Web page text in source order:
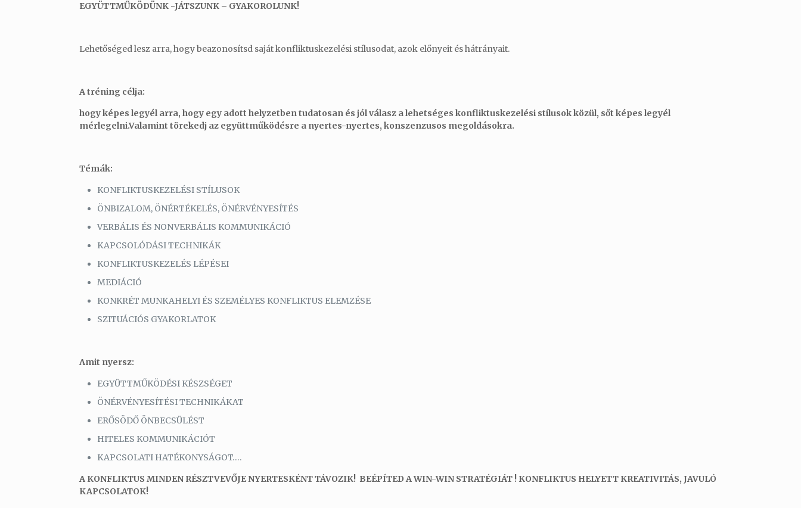
EGYÜTTMŰKÖDÜNK -JÁTSZUNK – GYAKOROLUNK!
Lehetőséged lesz arra, hogy beazonosítsd saját konfliktuskezelési stílusodat, azok előnyeit és hátrányait.
A tréning célja:
hogy képes legyél arra, hogy egy adott helyzetben tudatosan és jól válasz a lehetséges konfliktuskezelési stílusok közül, sőt képes legyél
mérlegelni.Valamint törekedj az együttműködésre a nyertes-nyertes, konszenzusos megoldásokra.
Témák:
KONFLIKTUSKEZELÉSI STÍLUSOK
ÖNBIZALOM, ÖNÉRTÉKELÉS, ÖNÉRVÉNYESÍTÉS
VERBÁLIS ÉS NONVERBÁLIS KOMMUNIKÁCIÓ
KAPCSOLÓDÁSI TECHNIKÁK
KONFLIKTUSKEZELÉS LÉPÉSEI
MEDIÁCIÓ
KONKRÉT MUNKAHELYI ÉS SZEMÉLYES KONFLIKTUS ELEMZÉSE
SZITUÁCIÓS GYAKORLATOK
Amit nyersz:
EGYÜTTMŰKÖDÉSI KÉSZSÉGET
ÖNÉRVÉNYESÍTÉSI TECHNIKÁKAT
ERŐSÖDŐ ÖNBECSÜLÉST
HITELES KOMMUNIKÁCIÓT
KAPCSOLATI HATÉKONYSÁGOT….
A KONFLIKTUS MINDEN RÉSZTVEVŐJE NYERTESKÉNT TÁVOZIK! BEÉPÍTED A WIN-WIN STRATÉGIÁT ! KONFLIKTUS HELYETT KREATIVITÁS, JAVULÓ
KAPCSOLATOK!